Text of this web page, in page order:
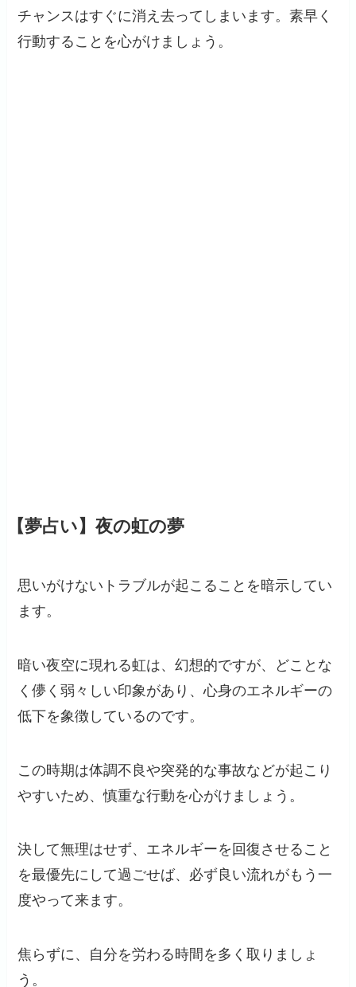
チャンスはすぐに消え去ってしまいます。素早く
行動することを心がけましょう。
【夢占い】夜の虹の夢
思いがけないトラブルが起こることを暗示してい
ます。
暗い夜空に現れる虹は、幻想的ですが、どことな
く儚く弱々しい印象があり、心身のエネルギーの
低下を象徴しているのです。
この時期は体調不良や突発的な事故などが起こり
やすいため、慎重な行動を心がけましょう。
決して無理はせず、エネルギーを回復させること
を最優先にして過ごせば、必ず良い流れがもう一
度やって来ます。
焦らずに、自分を労わる時間を多く取りましょ
う。